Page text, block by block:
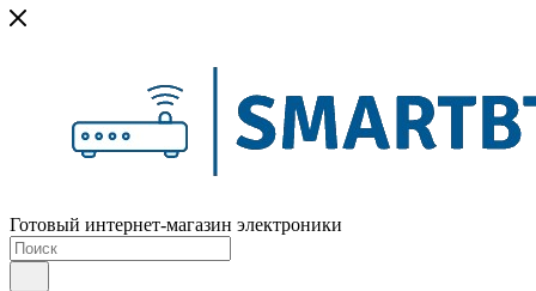
Готовый интернет-магазин электроники